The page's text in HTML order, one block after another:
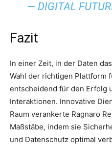
— DIGITAL
Fazit
In einer Zeit, in der Daten
Wahl der richtigen Plattform
entscheidend für den Erfolg
Interaktionen. Innovative
Raum verankerte Ragnaro
Maßstäbe, indem sie
und Datenschutz optimal